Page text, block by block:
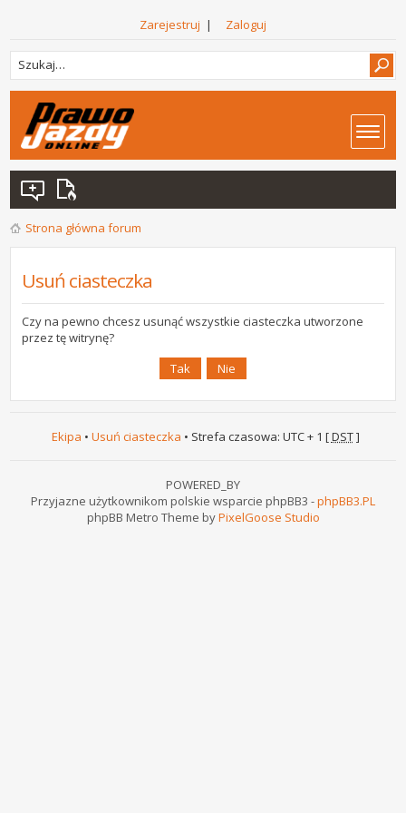
Zarejestruj | Zaloguj
Strona główna forum
Usuń ciasteczka
Czy na pewno chcesz usunąć wszystkie ciasteczka utworzone
przez tę witrynę?
Ekipa • Usuń ciasteczka • Strefa czasowa: UTC + 1 [DST]
POWERED_BY
Przyjazne użytkownikom polskie wsparcie phpBB3 -phpBB3.PL
phpBB Metro Theme byPixelGoose Studio